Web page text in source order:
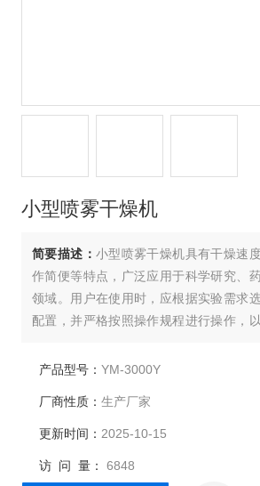
小型喷雾干燥机
简要描述： 小型喷雾干燥机具有干燥速
作简便等特点，广泛应用于科学研究、
领域。用户在使用时，应根据实验需求
配置，并严格按照操作规程进行操作，
件的运行状况，确保设备长期稳定运行。
产品型号： YM-3000Y
厂商性质： 生产厂家
更新时间： 2025-10-15
访 问 量： 6848